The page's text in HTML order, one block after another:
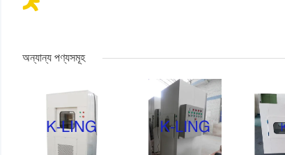
অন্যান্য পণ্যসমূহ